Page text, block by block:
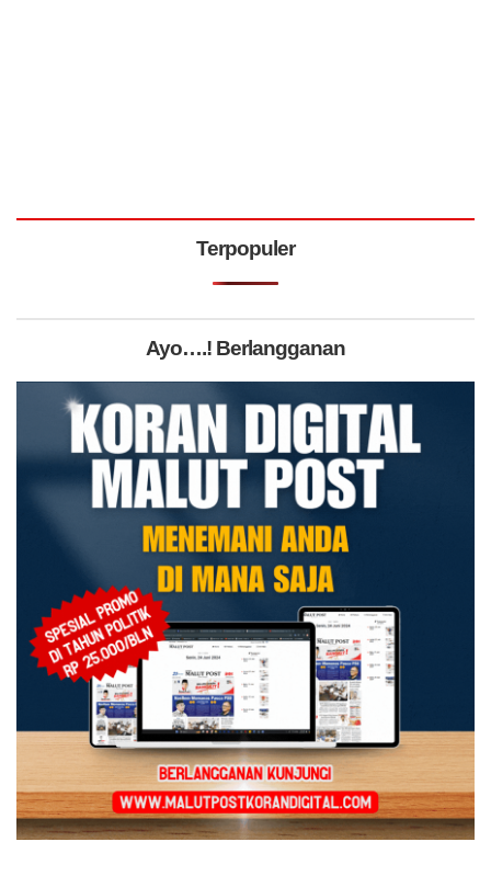
Terpopuler
Ayo….! Berlangganan